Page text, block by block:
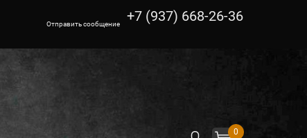
Отправить сообщение +7 (937) 668-26-36
0